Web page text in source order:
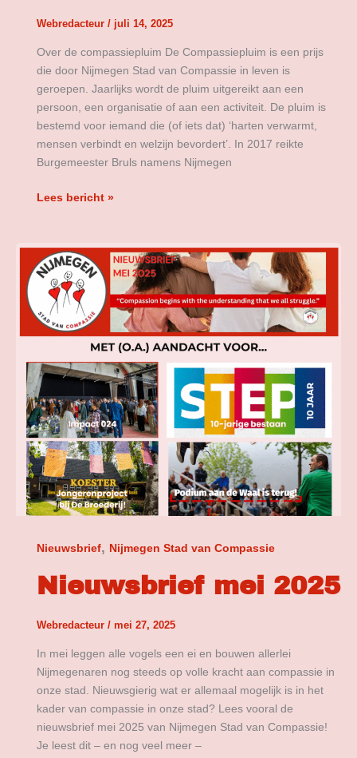
Webredacteur / juli 14, 2025
Over de compassiepluim De Compassiepluim is een prijs
die door Nijmegen Stad van Compassie in leven is
geroepen. Jaarlijks wordt de pluim uitgereikt aan een
persoon, een organisatie of aan een activiteit. De pluim is
bestemd voor iemand die (of iets dat) ‘harten verwarmt,
mensen verbindt en welzijn bevordert’. In 2017 reikte
Burgemeester Bruls namens Nijmegen
Lees bericht »
Nieuwsbrief, Nijmegen Stad van Compassie
Nieuwsbrief mei 2025
Webredacteur / mei 27, 2025
In mei leggen alle vogels een ei en bouwen allerlei
Nijmegenaren nog steeds op volle kracht aan compassie in
onze stad. Nieuwsgierig wat er allemaal mogelijk is in het
kader van compassie in onze stad? Lees vooral de
nieuwsbrief mei 2025 van Nijmegen Stad van Compassie!
Je leest dit – en nog veel meer –
Nieuwsbrief
mei
2025